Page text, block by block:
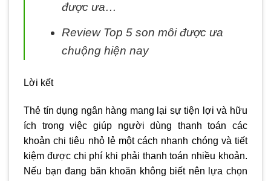
được ưa…
Review Top 5 son môi được ưa
chuộng hiện nay
Lời kết
Thẻ tín dụng ngân hàng mang lại sự tiện lợi và hữu
ích trong việc giúp người dùng thanh toán các
khoản chi tiêu nhỏ lẻ một cách nhanh chóng và tiết
kiệm được chi phí khi phải thanh toán nhiều khoản.
Nếu bạn đang băn khoăn không biết nên lựa chọn